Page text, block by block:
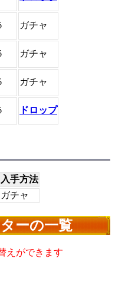
ガチャ
ガチャ
ガチャ
ドロップ
入手方法
ガチャ
ーの一覧
えができます